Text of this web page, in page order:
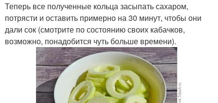
Теперь все полученные кольца засыпать сахаром,
потрясти и оставить примерно на 30 минут, чтобы они
дали сок (смотрите по состоянию своих кабачков,
возможно, понадобится чуть больше времени).